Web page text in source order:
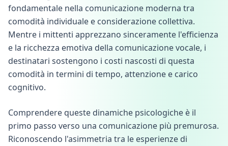
fondamentale nella comunicazione moderna tra
comodità individuale e considerazione collettiva.
Mentre i mittenti apprezzano sinceramente l'efficienza
e la ricchezza emotiva della comunicazione vocale, i
destinatari sostengono i costi nascosti di questa
comodità in termini di tempo, attenzione e carico
cognitivo.
Comprendere queste dinamiche psicologiche è il
primo passo verso una comunicazione più premurosa.
Riconoscendo l'asimmetria tra le esperienze di